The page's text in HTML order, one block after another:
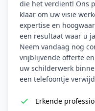
die het verdient! Ons
klaar om uw visie
expertise en
een resultaat waar u
Neem vandaag nog
vrijblijvende offerte
uw schilderwerk
een telefoontje
Erkende